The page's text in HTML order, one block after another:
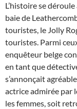
L’histoire se
baie de
touristes, le Jolly
touristes. Parmi
enquêteur belge
en tant que
s’annonçait
actrice admirée par
les femmes, soit